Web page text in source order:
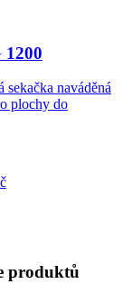
1200
sekačka naváděná
plochy do
produktů